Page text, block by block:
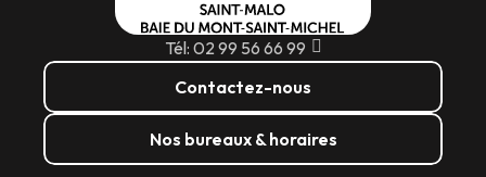
Tél: 02 99 56 66 99
Contactez-nous
Nos bureaux & horaires